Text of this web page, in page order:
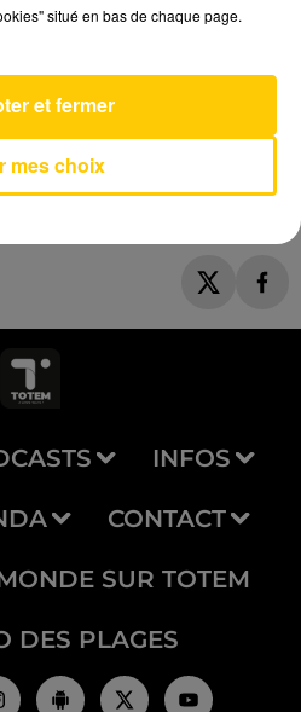
INFOS
CONTACT
SUR TOTEM
DES PLAGES
situé en bas de chaque page.
mes choix
et fermer